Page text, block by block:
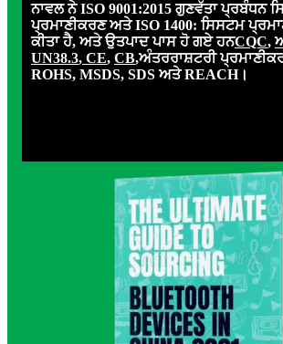
ਨਾਵਲ ਨੇ ISO 9001:2015 ਗੁਣਵੱਤਾ ਪ੍ਰਬੰਧਨ
ਪ੍ਰਮਾਣੀਕਰਣ ਅਤੇ ISO 1400: ਸਿਸਟਮ
ਕੀਤਾ ਹੈ, ਅਤੇ ਉਤਪਾਦ ਪਾਸ ਹੋ ਗਏ ਹਨCQC,
UN38.3, CE, CB,ਅੰਤਰਰਾਸ਼ਟਰੀ
ROHS, MSDS, SDS ਅਤੇ REACH।